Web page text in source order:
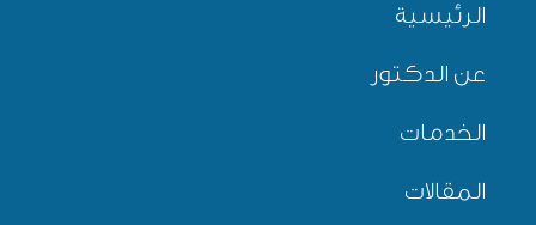
الرئيسية
عن الدكتور
الخدمات
المقالات